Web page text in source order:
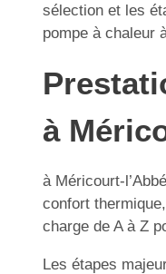
sélection et les
pompe à chaleur
à
à Méricourt-
confort
charge de A à Z
Les étapes